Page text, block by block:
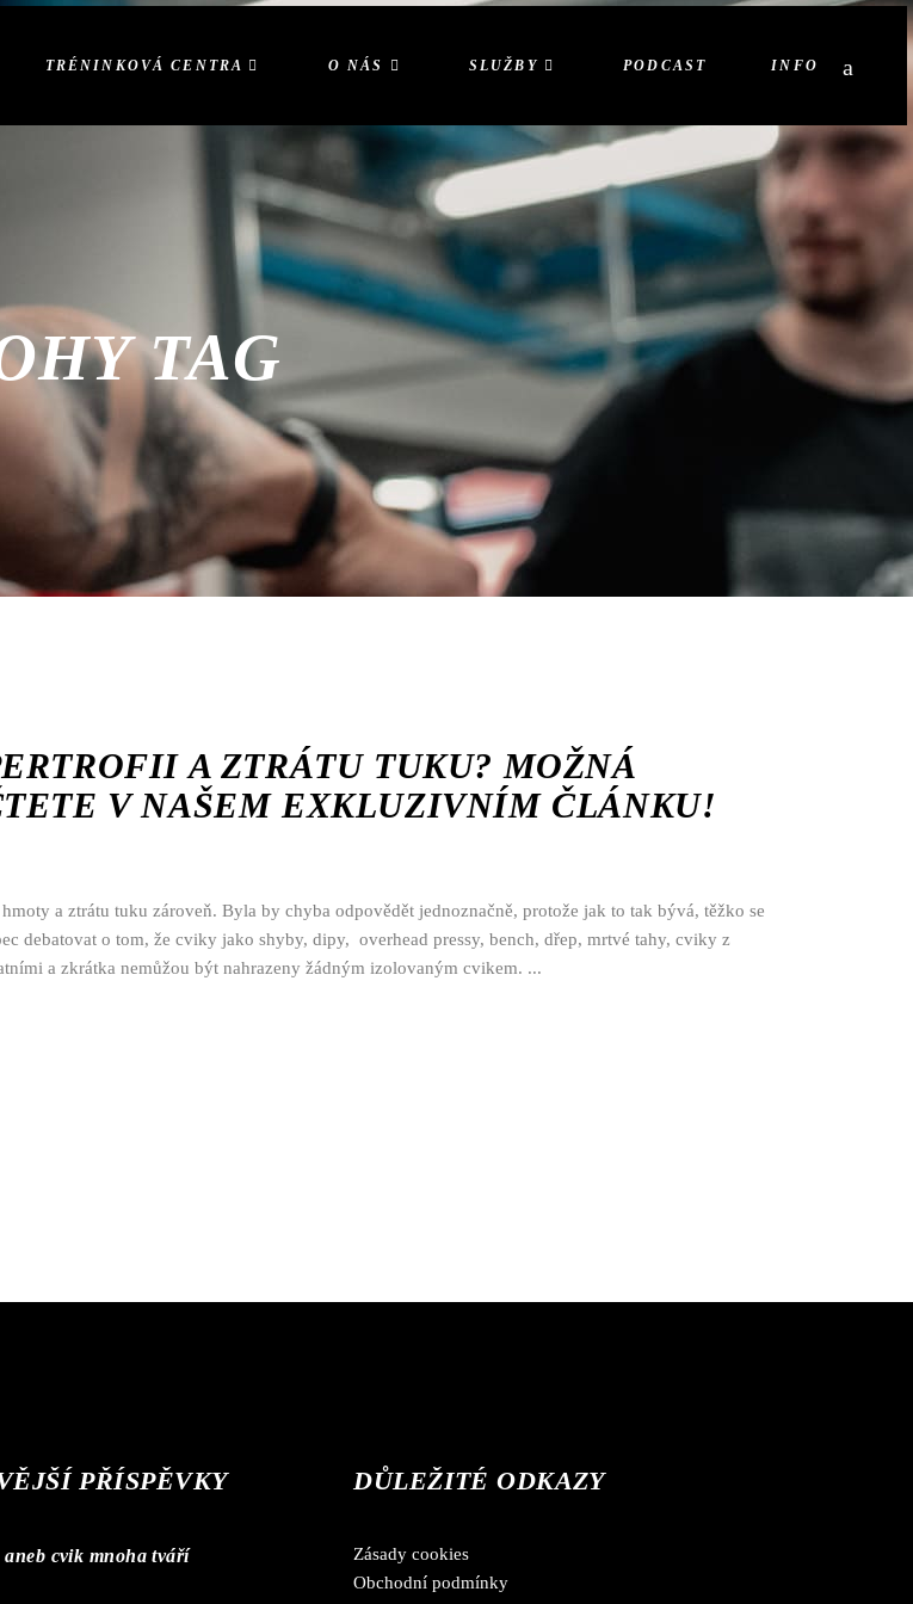
TRÉNINKOVÁ CENTRA O NÁS SLUŽBY PODCAST INFO
TAG
A ZTRÁTU TUKU? MOŽNÁ
V NAŠEM EXKLUZIVNÍM ČLÁNKU!
a ztrátu tuku zároveň. Byla by chyba odpovědět jednoznačně, protože jak to tak bývá, těžko se
debatovat o tom, že cviky jako shyby, dipy, overhead pressy, bench, dřep, mrtvé tahy, cviky z
a zkrátka nemůžou být nahrazeny žádným izolovaným cvikem.
PŘÍSPĚVKY
aneb cvik mnoha tváří
DŮLEŽITÉ ODKAZY
Zásady cookies
Obchodní podmínky